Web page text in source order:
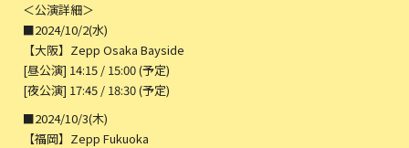
＜公演詳細＞
■2024/10/2(水)
【大阪】Zepp Osaka Bayside
[昼公演] 14:15 / 15:00 (予定)
[夜公演] 17:45 / 18:30 (予定)
■2024/10/3(木)
【福岡】Zepp Fukuoka